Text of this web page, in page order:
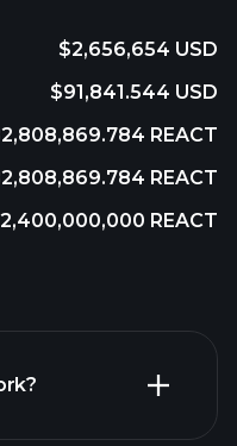
$2,656,654 USD
$91,841.544 USD
REACT
REACT
2,400,000,000 REACT